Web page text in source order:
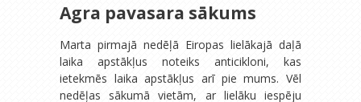
Agra pavasara sākums
Marta pirmajā nedēļā Eiropas lielākajā daļā
laika apstākļus noteiks anticikloni, kas
ietekmēs laika apstākļus arī pie mums. Vēl
nedēļas sākumā vietām, ar lielāku iespēju